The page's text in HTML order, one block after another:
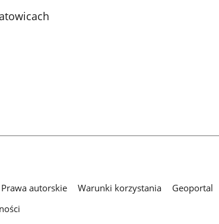
Prawa autorskie Warunki korzystania
Geoportal